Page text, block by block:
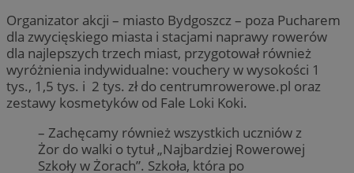
Organizator akcji – miasto Bydgoszcz – poza Pucharem
dla zwycięskiego miasta i stacjami naprawy rowerów
dla najlepszych trzech miast, przygotował również
wyróżnienia indywidualne: vouchery w wysokości 1
tys., 1,5 tys. i 2 tys. zł do centrumrowerowe.pl oraz
zestawy kosmetyków od Fale Loki Koki.
– Zachęcamy również wszystkich uczniów z
Żor do walki o tytuł „Najbardziej Rowerowej
Szkoły w Żorach”. Szkoła, która po